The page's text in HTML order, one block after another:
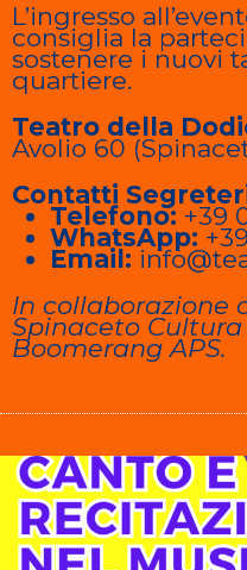
L’ingresso
consiglia la
sostenere i nuovi
quartiere.
Teatro della
Avolio 60
Contatti
Telefono: +39
WhatsApp:
Email:
In collaborazione
Spinaceto
Boomerang APS.